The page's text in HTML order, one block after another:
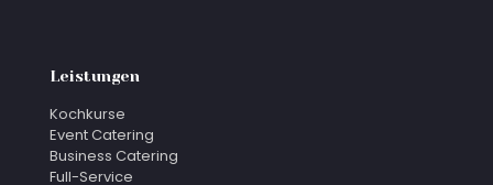
Leistungen
Kochkurse
Event Catering
Business Catering
Full-Service